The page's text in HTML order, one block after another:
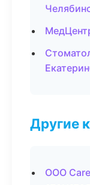
Другие
ООО